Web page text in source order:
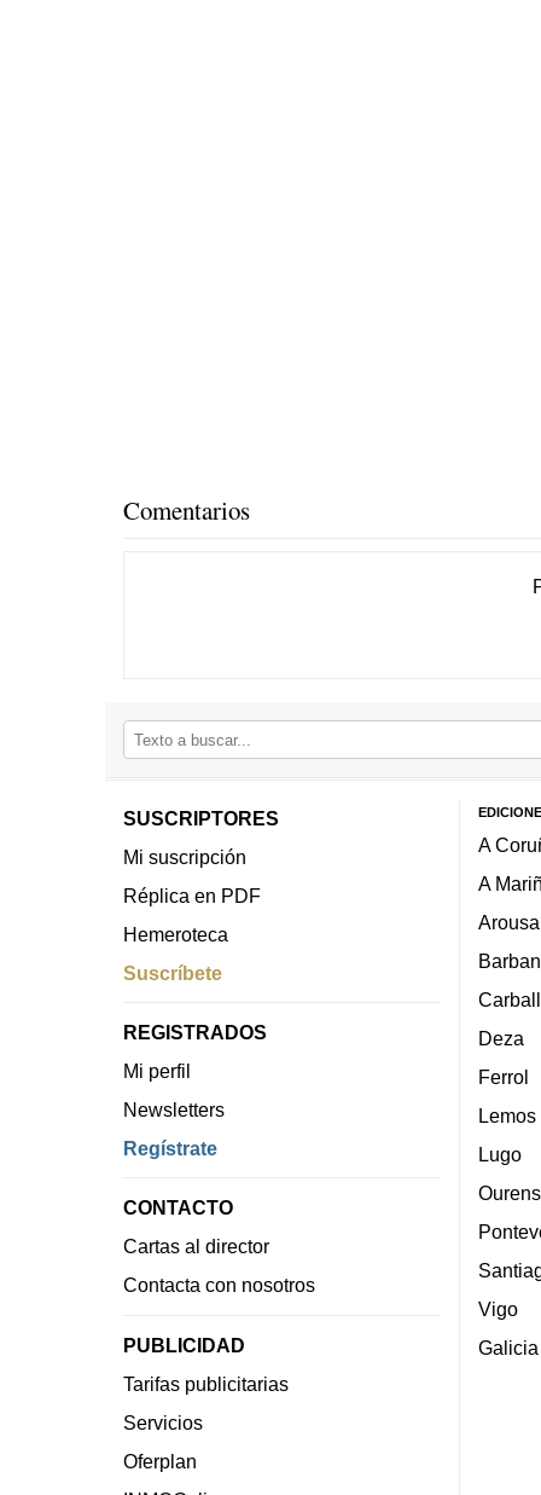
Comentarios
SUSCRIPTORES
Mi suscripción
Réplica en PDF
Hemeroteca
Suscríbete
REGISTRADOS
Mi perfil
Newsletters
Regístrate
CONTACTO
Cartas al director
Contacta con nosotros
PUBLICIDAD
Tarifas publicitarias
Servicios
Oferplan
A
A
Arousa
Deza
Ferrol
Lemos
Lugo
Vigo